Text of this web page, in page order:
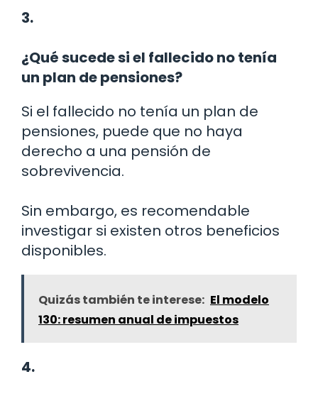
3.
¿Qué sucede si el fallecido no tenía
un plan de pensiones?
Si el fallecido no tenía un plan de
pensiones, puede que no haya
derecho a una pensión de
sobrevivencia.
Sin embargo, es recomendable
investigar si existen otros beneficios
disponibles.
Quizás también te interese: El modelo
130: resumen anual de impuestos
4.